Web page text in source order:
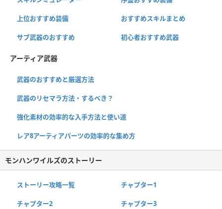
上位おすすめ装備 おすすめスキルまとめ
サブ武器のおすすめ 初心者おすすめ武器
アーティア武器
武器のおすすめと厳選方法
武器のリセマラ方法・するべき？
強化素材の効率的な入手方法と使い道
レア8アーティアパーツの効率的な集め方
モンハンワイルズのストーリー
ストーリー攻略一覧 チャプター1
チャプター2 チャプター3